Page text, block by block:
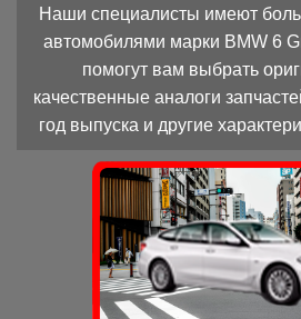
Наши специалисты имеют
автомобилями марки BMW 6
помогут вам выбрать
качественные аналоги
год выпуска и другие